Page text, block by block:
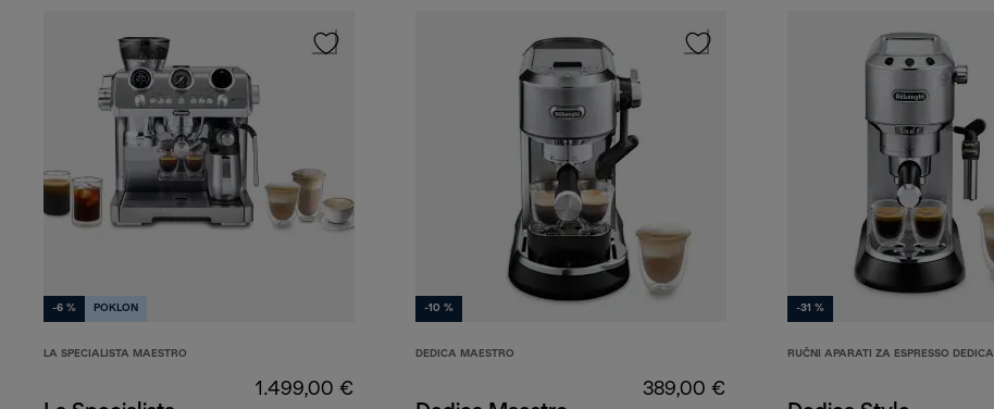
-6 % POKLON
LA SPECIALISTA MAESTRO
1.499,00 €
-10 %
DEDICA MAESTRO
389,00 €
-31 %
RUČNI APARATI ZA ESPRESSO DEDICA